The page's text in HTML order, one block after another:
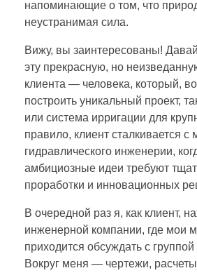
напоминающие о том, что
неустранимая сила.
Вижу, вы заинтересованы!
эту прекрасную, но
клиента — человека, который,
построить уникальный проект,
или система ирригации для
правило, клиент сталкивается с
гидравлического инженерии,
амбициозные идеи требуют
проработки и инновационных
В очередной раз я, как клиент,
инженерной компании, где мои
приходится обсуждать с
Вокруг меня — чертежи,